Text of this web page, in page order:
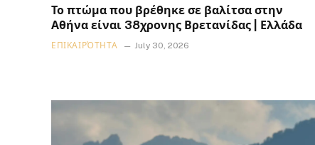
Το πτώμα που βρέθηκε σε βαλίτσα στην
Αθήνα είναι 38χρονης Βρετανίδας | Ελλάδα
ΕΠΙΚΑΙΡΌΤΗΤΑ July 30, 2026